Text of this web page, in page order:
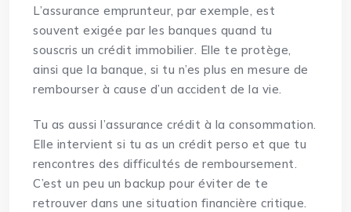
L’assurance emprunteur, par exemple, est
souvent exigée par les banques quand tu
souscris un crédit immobilier. Elle te protège,
ainsi que la banque, si tu n’es plus en mesure de
rembourser à cause d’un accident de la vie.
Tu as aussi l’assurance crédit à la consommation.
Elle intervient si tu as un crédit perso et que tu
rencontres des difficultés de remboursement.
C’est un peu un backup pour éviter de te
retrouver dans une situation financière critique.